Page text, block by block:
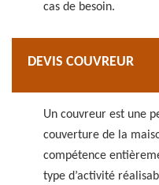
cas de besoin.
DEVIS COUVREUR
Un couvreur est une
couverture de la
compétence
type d’activité